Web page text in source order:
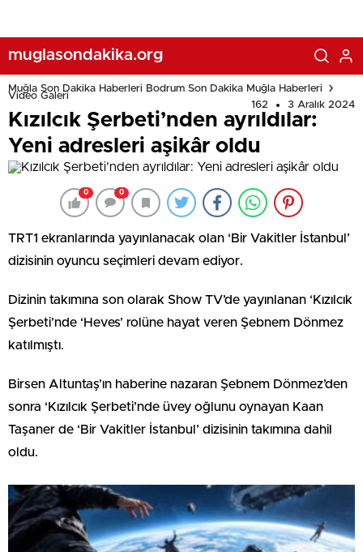
muglasondakika.org
Muğla Son Dakika Haberleri Bodrum Son Dakika Muğla Haberleri
Video Galeri
162
3 Aralık 2024
Kızılcık Şerbeti’nden ayrıldılar:
Yeni adresleri aşikâr oldu
0 0
TRT1 ekranlarında yayınlanacak olan ‘Bir Vakitler İstanbul’
dizisinin oyuncu seçimleri devam ediyor.
Dizinin takımına son olarak Show TV’de yayınlanan ‘Kızılcık
Şerbeti’nde ‘Heves’ rolüne hayat veren Şebnem Dönmez
katılmıştı.
Birsen Altuntaş’ın haberine nazaran Şebnem Dönmez’den
sonra ‘Kızılcık Şerbeti’nde üvey oğlunu oynayan Kaan
Taşaner de ‘Bir Vakitler İstanbul’ dizisinin takımına dahil
oldu.